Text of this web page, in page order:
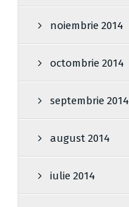
noiembrie 2014
octombrie 2014
septembrie 2014
august 2014
iulie 2014